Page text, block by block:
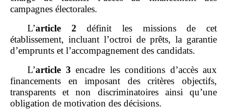
campagnes électorales.
L’article 2 définit les missions de cet
établissement, incluant l’octroi de prêts, la garantie
d’emprunts et l’accompagnement des candidats.
L’article 3 encadre les conditions d’accès aux
financements en imposant des critères objectifs,
transparents et non discriminatoires ainsi qu’une
obligation de motivation des décisions.